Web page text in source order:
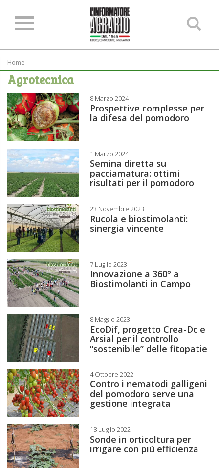
Home
Agrotecnica
8 Marzo 2024
Prospettive complesse per
la difesa del pomodoro
1 Marzo 2024
Semina diretta su
pacciamatura: ottimi
risultati per il pomodoro
23 Novembre 2023
Rucola e biostimolanti:
sinergia vincente
7 Luglio 2023
Innovazione a 360° a
Biostimolanti in Campo
8 Maggio 2023
EcoDif, progetto Crea-Dc e
Arsial per il controllo
“sostenibile” delle fitopatie
4 Ottobre 2022
Contro i nematodi galligeni
del pomodoro serve una
gestione integrata
18 Luglio 2022
Sonde in orticoltura per
irrigare con più efficienza